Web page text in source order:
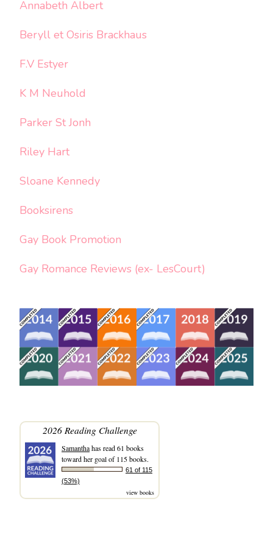
Annabeth Albert
Beryll et Osiris Brackhaus
F.V Estyer
K M Neuhold
Parker St Jonh
Riley Hart
Sloane Kennedy
Booksirens
Gay Book Promotion
Gay Romance Reviews (ex- LesCourt)
2026 Reading Challenge
Samanthahas read 61 books
toward her goal of 115 books.
61 of 115
(53%)
view books